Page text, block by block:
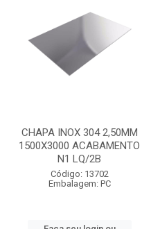
CHAPA INOX 304 2,50MM
1500X3000 ACABAMENTO
N1 LQ/2B
Código: 13702
Embalagem: PC